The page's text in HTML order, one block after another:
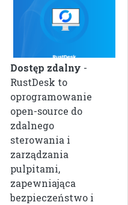
Dostęp zdalny -
RustDesk to
oprogramowanie
open-source do
zdalnego
sterowania i
zarządzania
pulpitami,
zapewniająca
bezpieczeństwo i